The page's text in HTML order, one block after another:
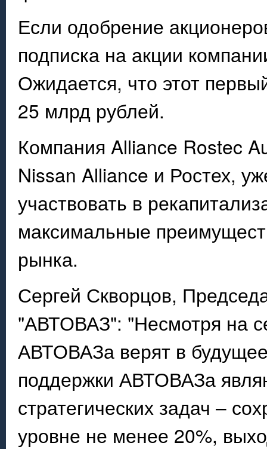
Если одобрение
подписка на акции
Ожидается, что этот
25 млрд рублей.
Компания Alliance Rostec
Nissan Alliance и Ростех,
участвовать в
максимальные
рынка.
Сергей Скворцов,
"АВТОВАЗ": "Несмотря на
АВТОВАЗа верят в
поддержки АВТОВАЗа
стратегических задач –
уровне не менее 20%,